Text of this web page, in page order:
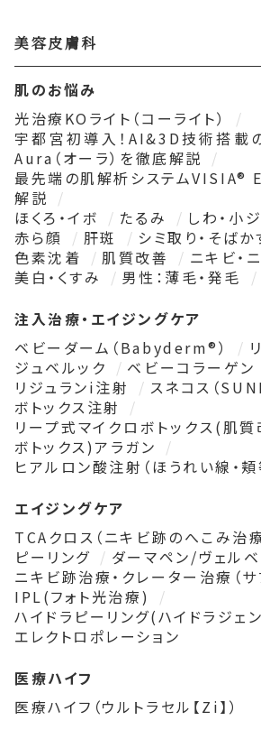
美容皮膚科
肌のお悩み
光治療KOライト（コーライト）
宇都宮初導入！AI&3D技術搭載
Aura（オーラ）を徹底解説
最先端の肌解析システム
解説
ほくろ・イボ
たるみ しわ・小
赤ら顔
肝斑
シミ取り・そば
色素沈着
肌質改善
ニキビ・
美白・くすみ
男性：薄毛・発毛
注入治療・エイジングケア
ベビーダーム（Babyderm®）
ジュベルック
ベビーコラーゲン
リジュランi注射
スネコス（
ボトックス注射
リープ式マイクロボトックス(肌質
ボトックス)アラガン
ヒアルロン酸注射（ほうれい線・頬
エイジングケア
TCAクロス（ニキビ跡のへこみ治療
ピーリング
ダーマペン/ヴェルベ
ニキビ跡治療・クレーター治療（サ
IPL(フォト光治療)
ハイドラピーリング(ハイドラジェ
エレクトロポレーション
医療ハイフ
医療ハイフ（ウルトラセル【Zi】）